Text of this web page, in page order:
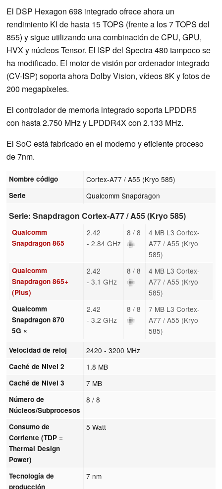
El DSP Hexagon 698 integrado ofrece ahora un
rendimiento KI de hasta 15 TOPS (frente a los 7 TOPS del
855) y sigue utilizando una combinación de CPU, GPU,
HVX y núcleos Tensor. El ISP del Spectra 480 tampoco se
ha modificado. El motor de visión por ordenador integrado
(CV-ISP) soporta ahora Dolby Vision, vídeos 8K y fotos de
200 megapíxeles.
El controlador de memoria integrado soporta LPDDR5
con hasta 2.750 MHz y LPDDR4X con 2.133 MHz.
El SoC está fabricado en el moderno y eficiente proceso
de 7nm.
Nombre código Cortex-A77 / A55 (Kryo 585)
Serie Qualcomm Snapdragon
Serie: Snapdragon Cortex-A77 / A55 (Kryo 585)
Qualcomm
Snapdragon 865
2.42
- 2.84 GHz
8 / 8
4 MB L3 Cortex-
A77 / A55 (Kryo
585)
Qualcomm
Snapdragon 865+
(Plus)
2.42
- 3.1 GHz
8 / 8
4 MB L3 Cortex-
A77 / A55 (Kryo
585)
Qualcomm
Snapdragon 870
5G «
2.42
- 3.2 GHz
8 / 8
7 MB L3 Cortex-
A77 / A55 (Kryo
585)
Velocidad de reloj 2420 - 3200 MHz
Caché de Nivel 2 1.8 MB
Caché de Nivel 3 7 MB
Número de
Núcleos/Subprocesos
8 / 8
Consumo de
Corriente (TDP =
Thermal Design
Power)
5 Watt
Tecnología de
producción
7 nm